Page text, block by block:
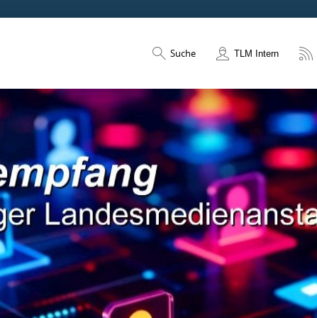
Suche TLM Intern